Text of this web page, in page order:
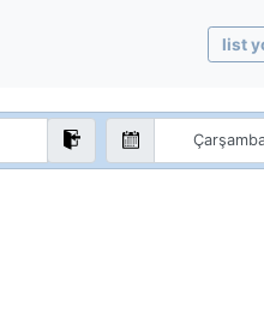
list